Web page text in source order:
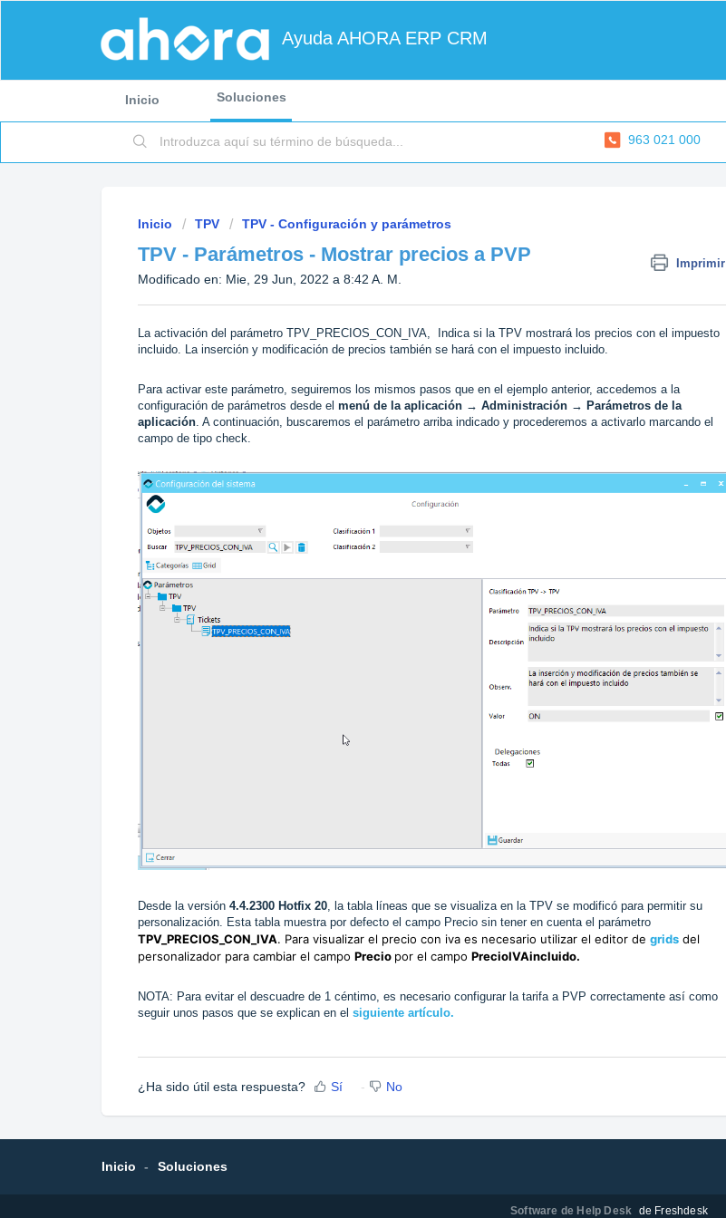
Ayuda AHORA ERP CRM
Inicio Soluciones
963 021 000
Inicio TPV TPV - Configuración y parámetros
TPV - Parámetros - Mostrar precios a PVP Imprimir
Modificado en: Mie, 29 Jun, 2022 a 8:42 A. M.
La activación del parámetro TPV_PRECIOS_CON_IVA, Indica si la TPV mostrará los precios con el impuesto
incluido. La inserción y modificación de precios también se hará con el impuesto incluido.
Para activar este parámetro, seguiremos los mismos pasos que en el ejemplo anterior, accedemos a la
configuración de parámetros desde el menú de la aplicación → Administración → Parámetros de la
aplicación . A continuación, buscaremos el parámetro arriba indicado y procederemos a activarlo marcando el
campo de tipo check.
Desde la versión 4.4.2300 Hotfix 20, la tabla líneas que se visualiza en la TPV se modificó para permitir su
personalización. Esta tabla muestra por defecto el campo Precio sin tener en cuenta el parámetro
TPV_PRECIOS_CON_IVA. Para visualizar el precio con iva es necesario utilizar el editor de grids del
personalizador para cambiar el campo Precio por el campo PrecioIVAincluido.
NOTA: Para evitar el descuadre de 1 céntimo, es necesario configurar la tarifa a PVP correctamente así como
seguir unos pasos que se explican en el siguiente artículo.
¿Ha sido útil esta respuesta? Sí No
Inicio Soluciones
Software de Help Desk de Freshdesk